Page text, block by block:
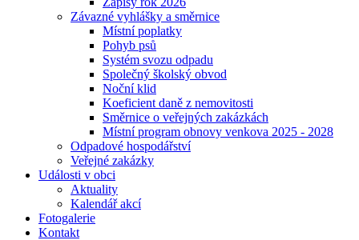
Závazné vyhlášky a směrnice
Místní poplatky
Pohyb psů
Systém svozu odpadu
Společný školský obvod
Noční klid
Koeficient daně z nemovitosti
Směrnice o veřejných zakázkách
Místní program obnovy venkova 2025 - 2028
Odpadové hospodářství
Veřejné zakázky
Události v obci
Aktuality
Kalendář akcí
Fotogalerie
Kontakt